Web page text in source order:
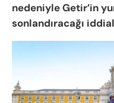
nedeniyle Getir’in
sonlandıracağı